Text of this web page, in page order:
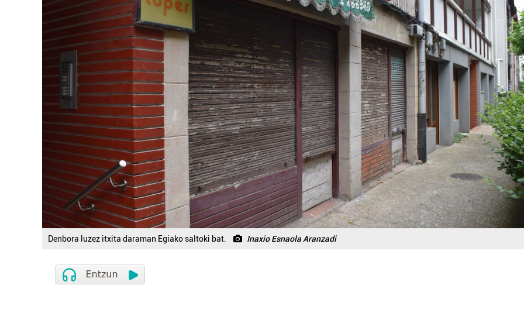
Denbora luzez itxita daraman Egiako saltoki bat. Inaxio Esnaola Aranzadi